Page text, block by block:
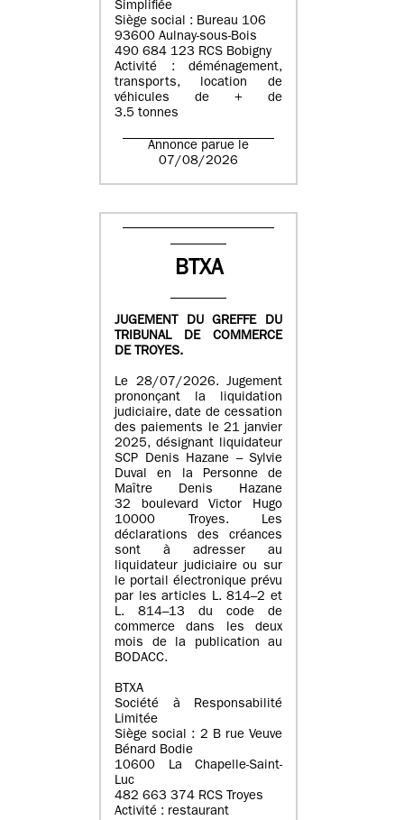
Simplifiée
Siège social : Bureau 106
93600 Aulnay-sous-Bois
490 684 123 RCS Bobigny
Activité : déménagement,
transports, location de
véhicules de + de
3.5 tonnes
Annonce parue le
07/08/2026
BTXA
JUGEMENT DU GREFFE DU
TRIBUNAL DE COMMERCE
DE TROYES.
Le 28/07/2026. Jugement
prononçant la liquidation
judiciaire, date de cessation
des paiements le 21 janvier
2025, désignant liquidateur
SCP Denis Hazane – Sylvie
Duval en la Personne de
Maître Denis Hazane
32 boulevard Victor Hugo
10000 Troyes. Les
déclarations des créances
sont à adresser au
liquidateur judiciaire ou sur
le portail électronique prévu
par les articles L. 814–2 et
L. 814–13 du code de
commerce dans les deux
mois de la publication au
BODACC.
BTXA
Société à Responsabilité
Limitée
Siège social : 2 B rue Veuve
Bénard Bodie
10600 La Chapelle-Saint-
Luc
482 663 374 RCS Troyes
Activité : restaurant